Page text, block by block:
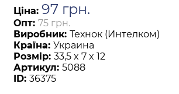
Ціна: 97 грн.
Опт: 75 грн.
Виробник: Технок (Интелком)
Країна: Украина
Розмір: 33,5 x 7 x 12
Артикул: 5088
ID: 36375